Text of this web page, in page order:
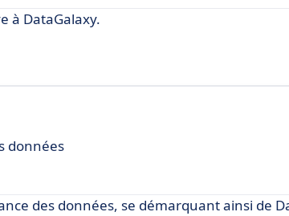
à DataGalaxy.
données
des données, se démarquant ainsi de